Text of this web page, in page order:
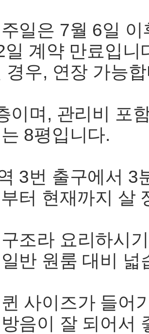
일은 7월 6일 이
일 계약 만료입니
경우, 연장 가능
이며, 관리비 포
8평입니다.
3번 출구에서 3
터 현재까지 살
조라 요리하시
반 원룸 대비 넓
사이즈가 들어
음이 잘 되어서